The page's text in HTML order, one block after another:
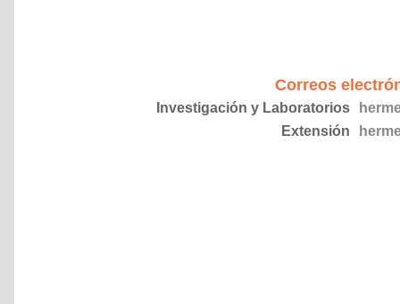
Correos
Investigación y Laboratorios
Extensión